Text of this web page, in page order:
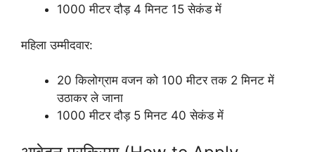
1000 मीटर दौड़ 4 मिनट 15 सेकंड में
महिला उम्मीदवार:
20 किलोग्राम वजन को 100 मीटर तक 2 मिनट में
उठाकर ले जाना
1000 मीटर दौड़ 5 मिनट 40 सेकंड में